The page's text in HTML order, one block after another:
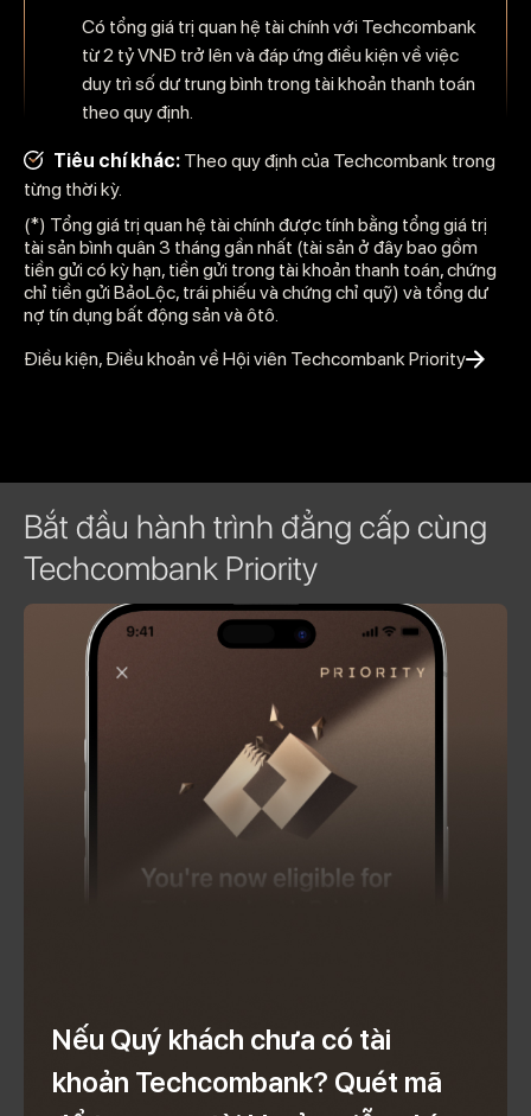
Có tổng giá trị quan hệ tài chính với Techcombank
từ 2 tỷ VNĐ trở lên và đáp ứng điều kiện về việc
duy trì số dư trung bình trong tài khoản thanh toán
theo quy định.
Tiêu chí khác: Theo quy định của Techcombank trong
từng thời kỳ.
(*) Tổng giá trị quan hệ tài chính được tính bằng tổng giá trị
tài sản bình quân 3 tháng gần nhất (tài sản ở đây bao gồm
tiền gửi có kỳ hạn, tiền gửi trong tài khoản thanh toán, chứng
chỉ tiền gửi BảoLộc, trái phiếu và chứng chỉ quỹ) và tổng dư
nợ tín dụng bất động sản và ôtô.
Điều kiện, Điều khoản về Hội viên Techcombank Priority
Bắt đầu hành trình đẳng cấp cùng
Techcombank Priority
Nếu Quý khách chưa có tài
khoản Techcombank? Quét mã